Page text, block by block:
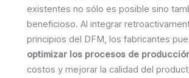
existentes no sólo es posible sino
beneficioso. Al integrar
principios del DFM, los fabricantes
optimizar los procesos de
costos y mejorar la calidad del